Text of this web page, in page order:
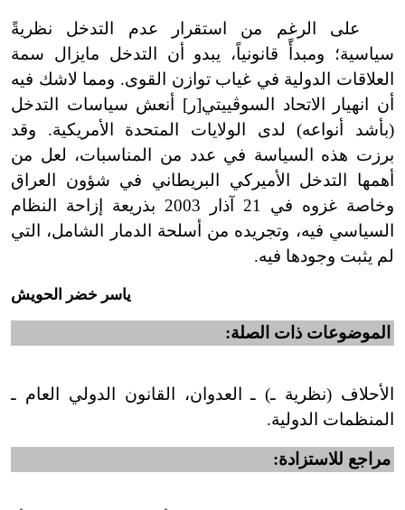
على الرغم من استقرار عدم التدخل نظريةً
سياسية؛ ومبدأً قانونياً، يبدو أن التدخل مايزال سمة
العلاقات الدولية في غياب توازن القوى. ومما لاشك فيه
أن انهيار الاتحاد السوڤييتي[ر] أنعش سياسات التدخل
(بأشد أنواعه) لدى الولايات المتحدة الأمريكية. وقد
برزت هذه السياسة في عدد من المناسبات، لعل من
أهمها التدخل الأميركي البريطاني في شؤون العراق
وخاصة غزوه في 21 آذار 2003 بذريعة إزاحة النظام
السياسي فيه، وتجريده من أسلحة الدمار الشامل، التي
لم يثبت وجودها فيه.
ياسر خضر الحويش
الموضوعات ذات الصلة:
الأحلاف (نظرية ـ) ـ العدوان، القانون الدولي العام ـ
المنظمات الدولية.
مراجع للاستزادة: